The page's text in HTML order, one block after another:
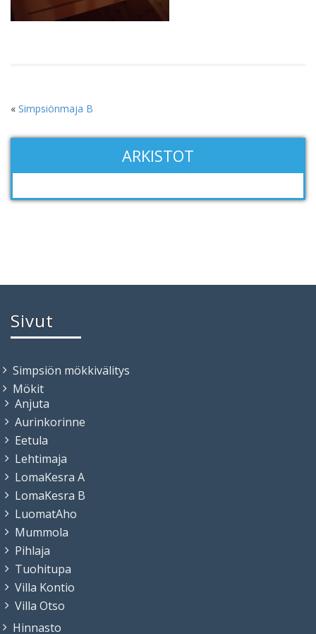
« Simpsiönmaja B
ARKISTOT
Sivut
Simpsiön mökkivälitys
Mökit
Anjuta
Aurinkorinne
Eetula
Lehtimaja
LomaKesra A
LomaKesra B
LuomatAho
Mummola
Pihlaja
Tuohitupa
Villa Kontio
Villa Otso
Hinnasto